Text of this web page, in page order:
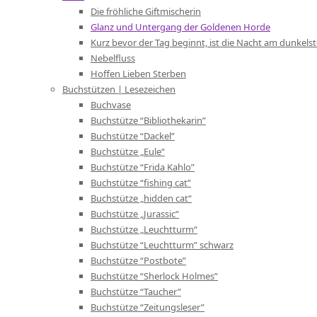
Die fröhliche Giftmischerin
Glanz und Untergang der Goldenen Horde
Kurz bevor der Tag beginnt, ist die Nacht am
Nebelfluss
Hoffen Lieben Sterben
Buchstützen | Lesezeichen
Buchvase
Buchstütze “Bibliothekarin”
Buchstütze “Dackel”
Buchstütze „Eule“
Buchstütze “Frida Kahlo”
Buchstütze “fishing cat”
Buchstütze „hidden cat“
Buchstütze „Jurassic“
Buchstütze „Leuchtturm“
Buchstütze “Leuchtturm” schwarz
Buchstütze “Postbote”
Buchstütze “Sherlock Holmes”
Buchstütze “Taucher”
Buchstütze “Zeitungsleser”